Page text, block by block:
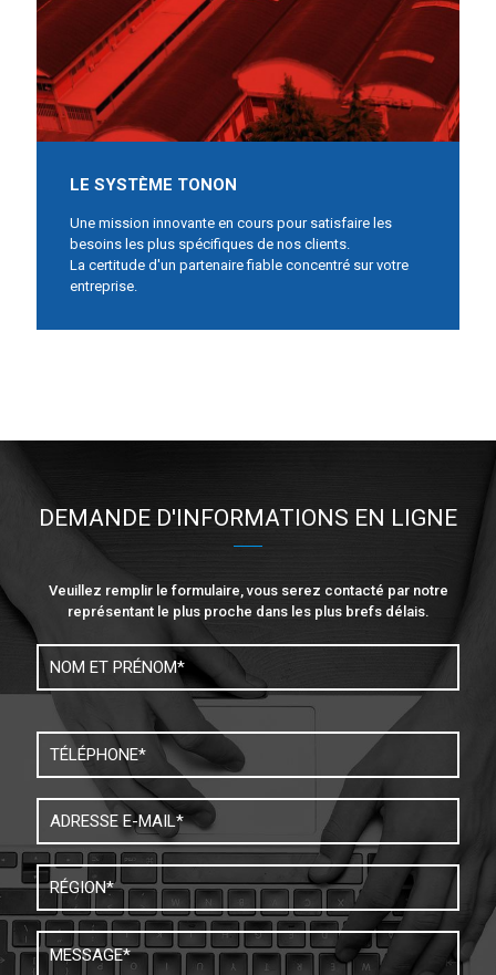
LE SYSTÈME TONON
Une mission innovante en cours pour satisfaire les
besoins les plus spécifiques de nos clients.
La certitude d'un partenaire fiable concentré sur votre
entreprise.
DEMANDE D'INFORMATIONS EN LIGNE
Veuillez remplir le formulaire, vous serez contacté par notre
représentant le plus proche dans les plus brefs délais.